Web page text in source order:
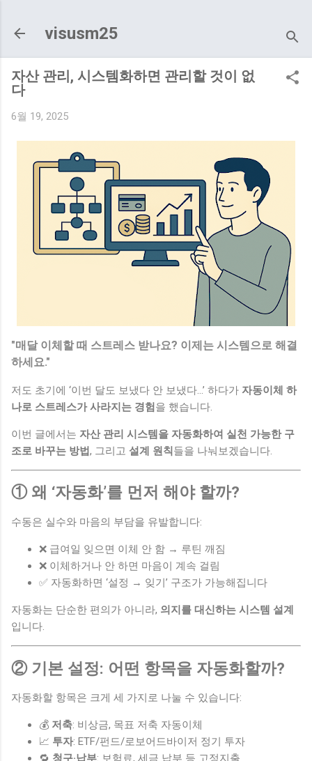
visusm25
자산 관리, 시스템화하면 관리할 것이 없
다
6월 19, 2025
"매달 이체할 때 스트레스 받나요? 이제는 시스템으로 해결
하세요."
저도 초기에 ‘이번 달도 보냈다 안 보냈다…’ 하다가 자동이체 하
나로 스트레스가 사라지는 경험 을 했습니다.
이번 글에서는 자산 관리 시스템을 자동화하여 실천 가능한 구
조로 바꾸는 방법, 그리고 설계 원칙 들을 나눠보겠습니다.
① 왜 ‘자동화’를 먼저 해야 할까?
수동은 실수와 마음의 부담을 유발합니다:
❌ 급여일 잊으면 이체 안 함 → 루틴 깨짐
❌ 이체하거나 안 하면 마음이 계속 걸림
✅ 자동화하면 ‘설정 → 잊기’ 구조가 가능해집니다
자동화는 단순한 편의가 아니라, 의지를 대신하는 시스템 설계
입니다.
② 기본 설정: 어떤 항목을 자동화할까?
자동화할 항목은 크게 세 가지로 나눌 수 있습니다:
💰 저축: 비상금, 목표 저축 자동이체
📈 투자: ETF/펀드/로보어드바이저 정기 투자
🔁 청구·납부: 보험료, 세금 납부 등 고정지출